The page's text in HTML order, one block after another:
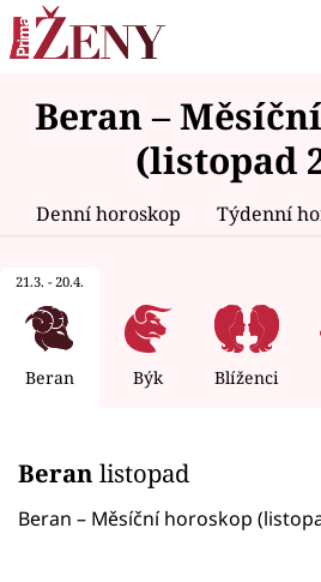
Trendy: Polabí Inspekce
Zrádci Proměny
Témata
Celebrity
Seriály
Beran –
(listopad
Denní horoskop Týdenní
21.3. - 20.4.
Beran Býk Blíženci
Beran listopad
Beran – Měsíční horoskop